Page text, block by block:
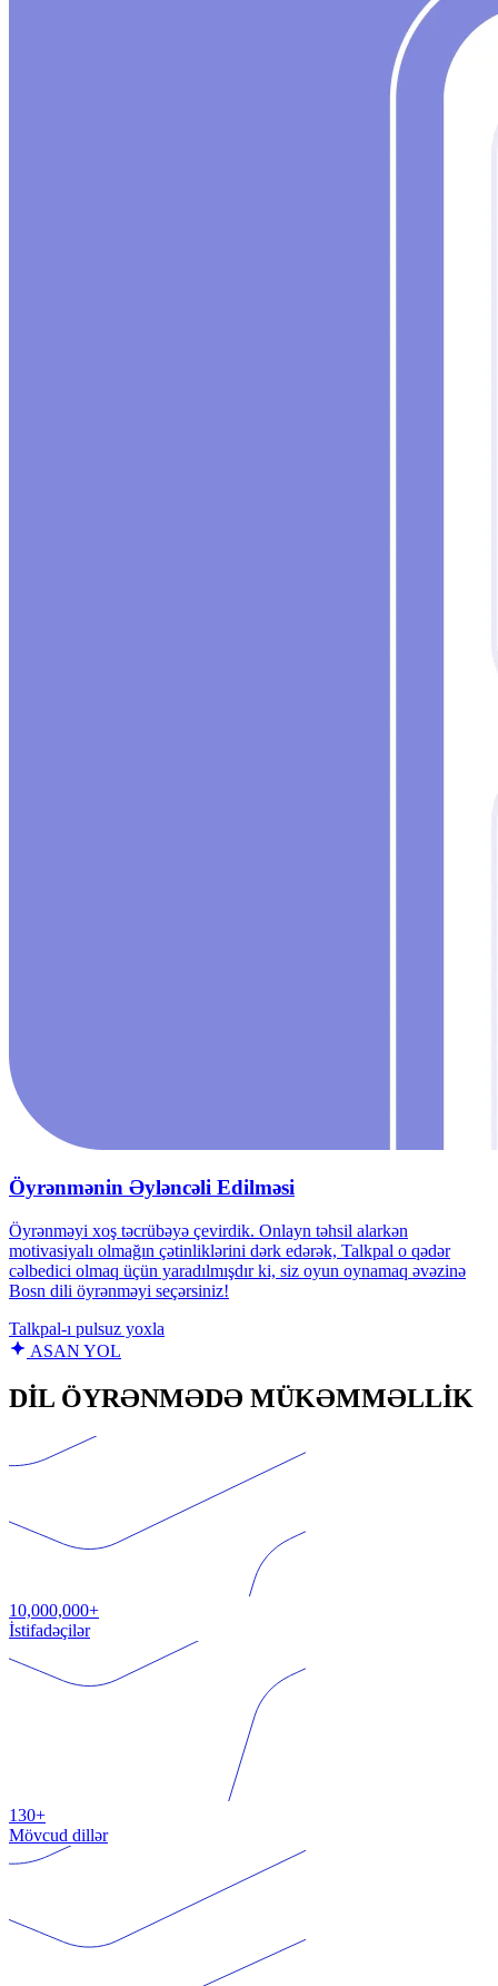
Öyrənmənin Əyləncəli Edilməsi
Öyrənməyi xoş təcrübəyə çevirdik. Onlayn təhsil alarkən
motivasiyalı olmağın çətinliklərini dərk edərək, Talkpal o qədər
cəlbedici olmaq üçün yaradılmışdır ki, siz oyun oynamaq əvəzinə
Bosn dili öyrənməyi seçərsiniz!
Talkpal‑ı pulsuz yoxla
ASAN YOL
DİL ÖYRƏNMƏDƏ MÜKƏMMƏLLİK
10,000,000+
İstifadəçilər
130+
Mövcud dillər